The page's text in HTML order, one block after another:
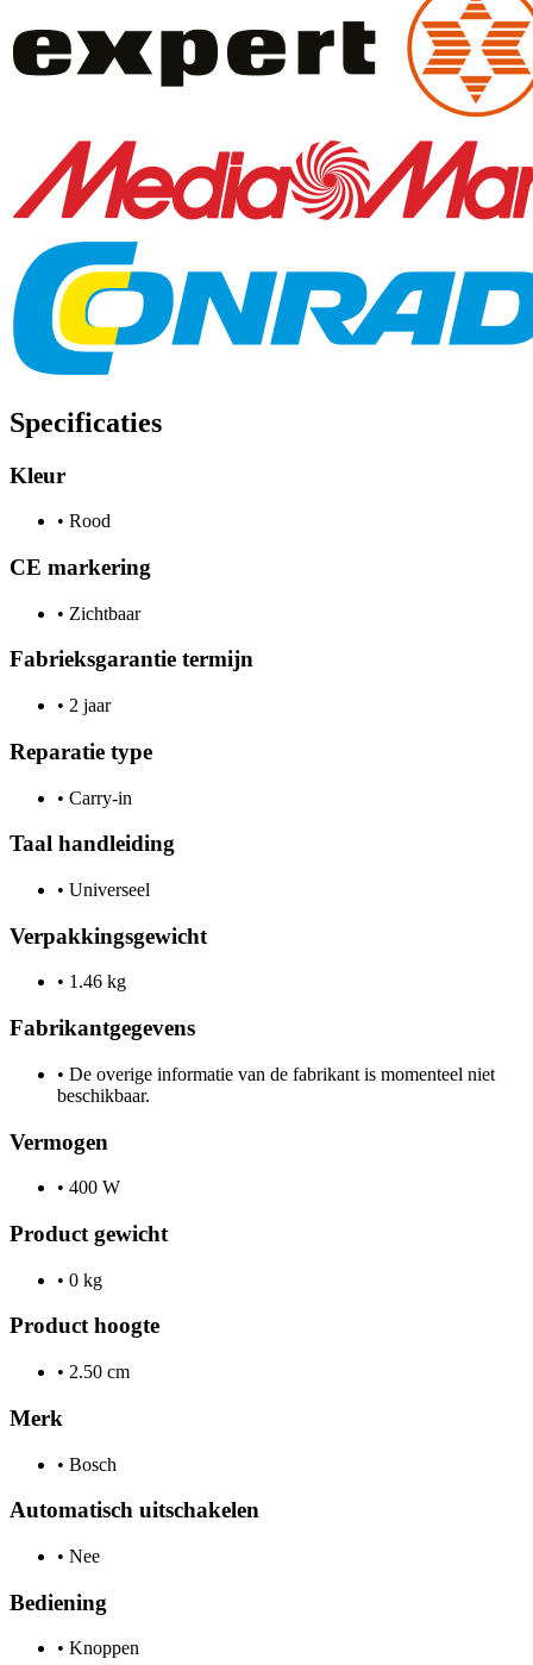
Specificaties
Kleur
• Rood
CE markering
• Zichtbaar
Fabrieksgarantie termijn
• 2 jaar
Reparatie type
• Carry-in
Taal handleiding
• Universeel
Verpakkingsgewicht
• 1.46 kg
Fabrikantgegevens
• De overige informatie van de fabrikant is momenteel niet
beschikbaar.
Vermogen
• 400 W
Product gewicht
• 0 kg
Product hoogte
• 2.50 cm
Merk
• Bosch
Automatisch uitschakelen
• Nee
Bediening
• Knoppen